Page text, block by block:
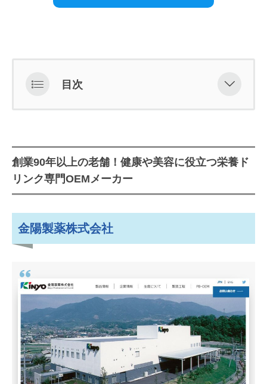
目次
創業90年以上の老舗！健康や美容に
金陽製薬株式会社
富山の豊かな自然と水資源を活用し
取り組むメーカー
てきた実績多数！開発型のOEMメー
カー
株式会社ボンヌコーポレーション
100年を超える清涼飲料づくりのノ
ウハウを活かしたおいしい健康・美
創業90年以上の老舗！健康や美容に役立つ栄養ド
リンク専門OEMメーカー
金陽製薬株式会社